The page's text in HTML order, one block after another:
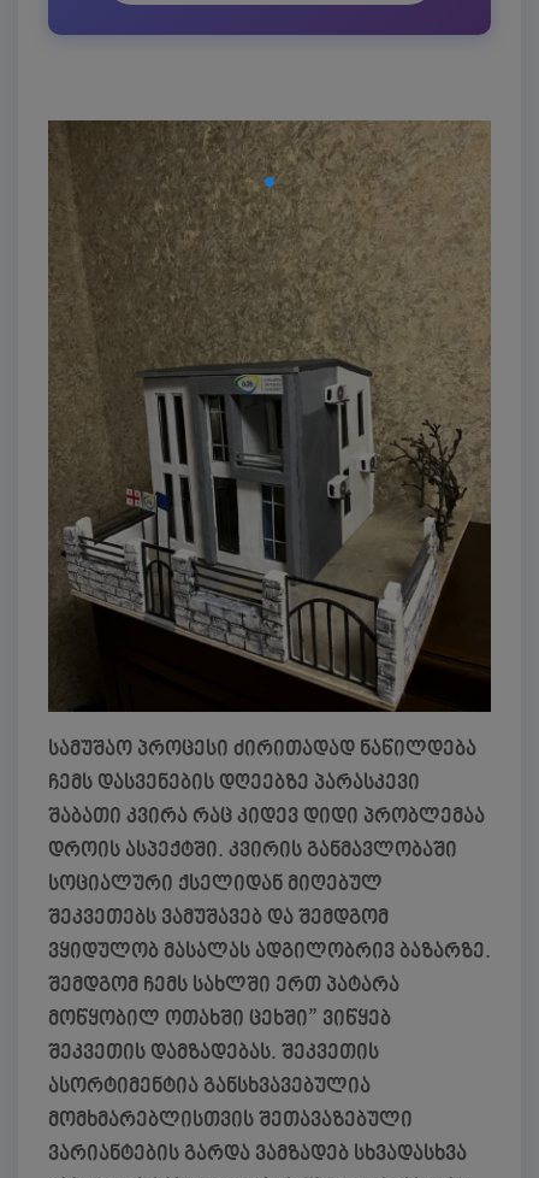
სამუშაო პროცესი ძირითადად ნაწილდება
ჩემს დასვენების დღეებზე პარასკევი
შაბათი კვირა რაც კიდევ დიდი პრობლემაა
დროის ასპექტში. კვირის განმავლობაში
სოციალური ქსელიდან მიღებულ
შეკვეთებს ვამუშავებ და შემდგომ
ვყიდულობ მასალას ადგილობრივ ბაზარზე.
შემდგომ ჩემს სახლში ერთ პატარა
მოწყობილ ოთახში ცეხში” ვიწყებ
შეკვეთის დამზადებას. შეკვეთის
ასორტიმენტია განსხვავებულია
მომხმარებლისთვის შეთავაზებული
ვარიანტების გარდა ვამზადებ სხვადასხვა